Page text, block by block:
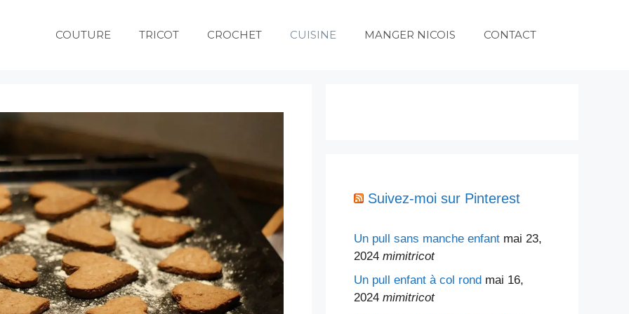
COUTURE TRICOT CROCHET CUISINE MANGER NICOIS CONTACT
Suivez-moi sur Pinterest
Un pull sans manche enfant mai 23,
2024 mimitricot
Un pull enfant à col rond mai 16,
2024 mimitricot